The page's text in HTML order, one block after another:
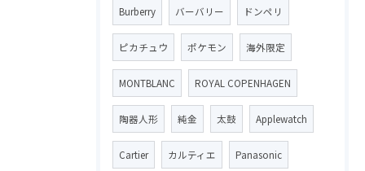
Burberry バーバリー ドンペリ
ピカチュウ ポケモン 海外限定
MONTBLANC ROYAL COPENHAGEN
陶器人形 純金 太鼓 Applewatch
Cartier カルティエ Panasonic